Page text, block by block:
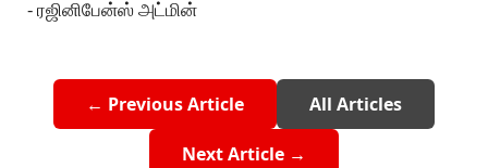
- ரஜினிபேன்ஸ் அட்மின்
← Previous Article All Articles
Next Article →